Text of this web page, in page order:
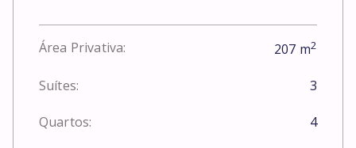
Área Privativa: 207 m2
Suítes: 3
Quartos: 4